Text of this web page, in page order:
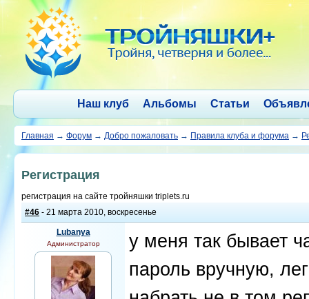
Наш клуб Альбомы Статьи
Главная → Форум → Добро пожаловать → Правила клуба и форума →
Регистрация
регистрация на сайте тройняшки triplets.ru
#46 - 21 марта 2010, воскресенье
Lubanya
Администратор
у меня так бывает
пароль вручную,